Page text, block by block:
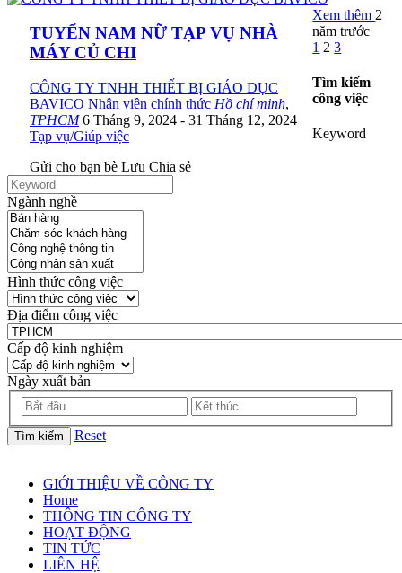
TUYỂN NAM NỮ TẠP VỤ NHÀ
MÁY CỦ CHI
CÔNG TY TNHH THIẾT BỊ GIÁO DỤC
BAVICO Nhân viên chính thức Hồ chí minh,
TPHCM 6 Tháng 9, 2024 - 31 Tháng 12, 2024
Tạp vụ/Giúp việc
Gửi cho bạn bè Lưu Chia sẻ
Xem thêm 2
năm trước
1 2 3
Tìm kiếm
công việc
Keyword
Ngành nghề
Hình thức công việc
Địa điểm công việc
Cấp độ kinh nghiệm
Ngày xuất bản
Tìm kiếm Reset
GIỚI THIỆU VỀ CÔNG TY
Home
THÔNG TIN CÔNG TY
HOẠT ĐỘNG
TIN TỨC
LIÊN HỆ